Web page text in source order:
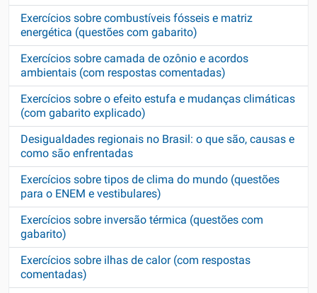
Exercícios sobre combustíveis fósseis e matriz
energética (questões com gabarito)
Exercícios sobre camada de ozônio e acordos
ambientais (com respostas comentadas)
Exercícios sobre o efeito estufa e mudanças climáticas
(com gabarito explicado)
Desigualdades regionais no Brasil: o que são, causas e
como são enfrentadas
Exercícios sobre tipos de clima do mundo (questões
para o ENEM e vestibulares)
Exercícios sobre inversão térmica (questões com
gabarito)
Exercícios sobre ilhas de calor (com respostas
comentadas)